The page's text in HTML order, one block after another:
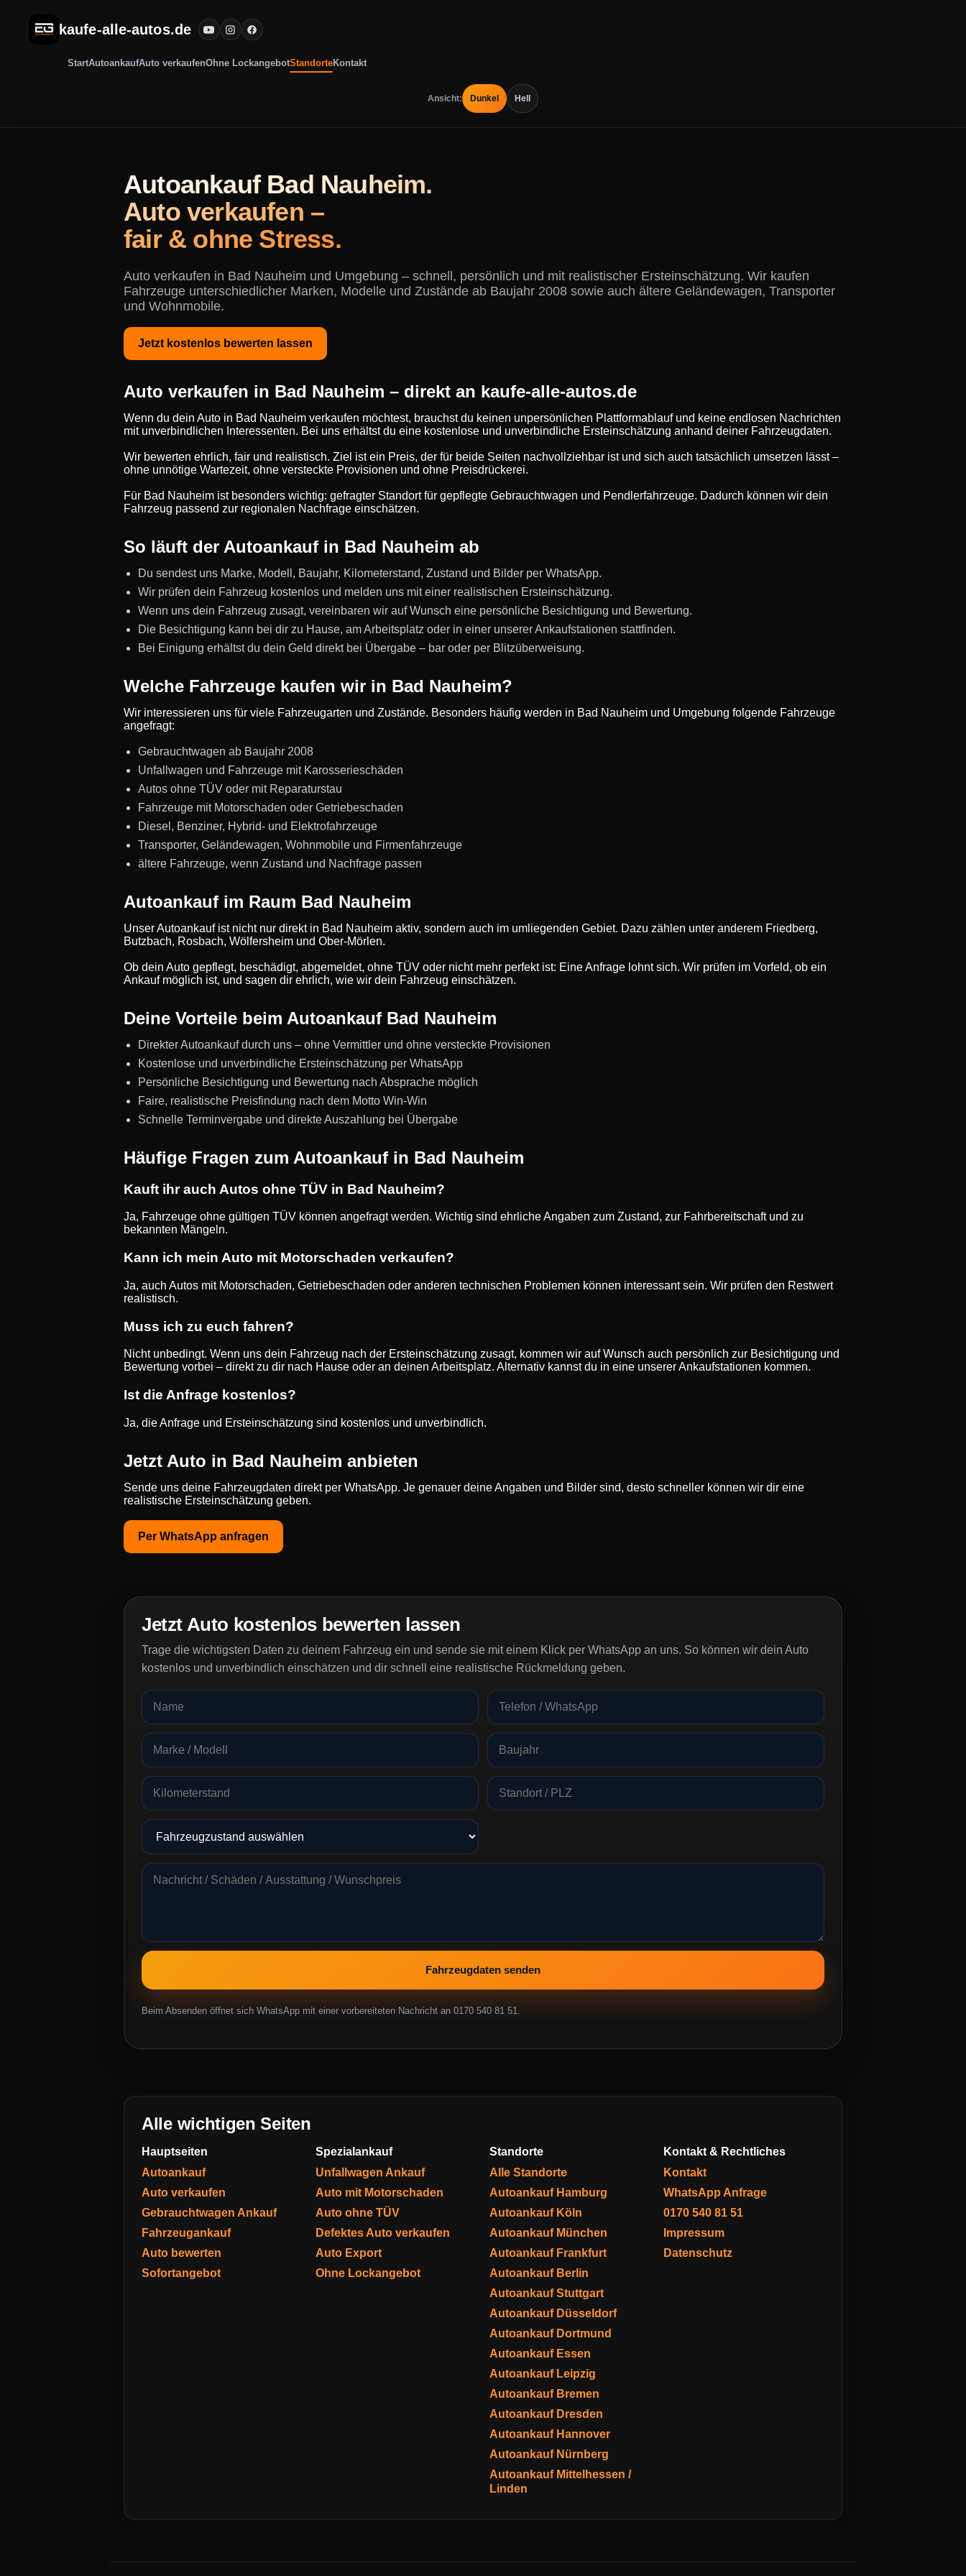
kaufe-alle-autos.de
StartAutoankaufAuto verkaufenOhne LockangebotStandorteKontakt
Ansicht: Dunkel Hell
Autoankauf Bad Nauheim.
Auto verkaufen –
fair & ohne Stress.
Auto verkaufen in Bad Nauheim und Umgebung – schnell, persönlich und mit realistischer Ersteinschätzung. Wir kaufen
Fahrzeuge unterschiedlicher Marken, Modelle und Zustände ab Baujahr 2008 sowie auch ältere Geländewagen, Transporter
und Wohnmobile.
Jetzt kostenlos bewerten lassen
Auto verkaufen in Bad Nauheim – direkt an kaufe-alle-autos.de
Wenn du dein Auto in Bad Nauheim verkaufen möchtest, brauchst du keinen unpersönlichen Plattformablauf und keine endlosen Nachrichten
mit unverbindlichen Interessenten. Bei uns erhältst du eine kostenlose und unverbindliche Ersteinschätzung anhand deiner Fahrzeugdaten.
Wir bewerten ehrlich, fair und realistisch. Ziel ist ein Preis, der für beide Seiten nachvollziehbar ist und sich auch tatsächlich umsetzen lässt –
ohne unnötige Wartezeit, ohne versteckte Provisionen und ohne Preisdrückerei.
Für Bad Nauheim ist besonders wichtig: gefragter Standort für gepflegte Gebrauchtwagen und Pendlerfahrzeuge. Dadurch können wir dein
Fahrzeug passend zur regionalen Nachfrage einschätzen.
So läuft der Autoankauf in Bad Nauheim ab
Du sendest uns Marke, Modell, Baujahr, Kilometerstand, Zustand und Bilder per WhatsApp.
Wir prüfen dein Fahrzeug kostenlos und melden uns mit einer realistischen Ersteinschätzung.
Wenn uns dein Fahrzeug zusagt, vereinbaren wir auf Wunsch eine persönliche Besichtigung und Bewertung.
Die Besichtigung kann bei dir zu Hause, am Arbeitsplatz oder in einer unserer Ankaufstationen stattfinden.
Bei Einigung erhältst du dein Geld direkt bei Übergabe – bar oder per Blitzüberweisung.
Welche Fahrzeuge kaufen wir in Bad Nauheim?
Wir interessieren uns für viele Fahrzeugarten und Zustände. Besonders häufig werden in Bad Nauheim und Umgebung folgende Fahrzeuge
angefragt:
Gebrauchtwagen ab Baujahr 2008
Unfallwagen und Fahrzeuge mit Karosserieschäden
Autos ohne TÜV oder mit Reparaturstau
Fahrzeuge mit Motorschaden oder Getriebeschaden
Diesel, Benziner, Hybrid- und Elektrofahrzeuge
Transporter, Geländewagen, Wohnmobile und Firmenfahrzeuge
ältere Fahrzeuge, wenn Zustand und Nachfrage passen
Autoankauf im Raum Bad Nauheim
Unser Autoankauf ist nicht nur direkt in Bad Nauheim aktiv, sondern auch im umliegenden Gebiet. Dazu zählen unter anderem Friedberg,
Butzbach, Rosbach, Wölfersheim und Ober-Mörlen.
Ob dein Auto gepflegt, beschädigt, abgemeldet, ohne TÜV oder nicht mehr perfekt ist: Eine Anfrage lohnt sich. Wir prüfen im Vorfeld, ob ein
Ankauf möglich ist, und sagen dir ehrlich, wie wir dein Fahrzeug einschätzen.
Deine Vorteile beim Autoankauf Bad Nauheim
Direkter Autoankauf durch uns – ohne Vermittler und ohne versteckte Provisionen
Kostenlose und unverbindliche Ersteinschätzung per WhatsApp
Persönliche Besichtigung und Bewertung nach Absprache möglich
Faire, realistische Preisfindung nach dem Motto Win-Win
Schnelle Terminvergabe und direkte Auszahlung bei Übergabe
Häufige Fragen zum Autoankauf in Bad Nauheim
Kauft ihr auch Autos ohne TÜV in Bad Nauheim?
Ja, Fahrzeuge ohne gültigen TÜV können angefragt werden. Wichtig sind ehrliche Angaben zum Zustand, zur Fahrbereitschaft und zu
bekannten Mängeln.
Kann ich mein Auto mit Motorschaden verkaufen?
Ja, auch Autos mit Motorschaden, Getriebeschaden oder anderen technischen Problemen können interessant sein. Wir prüfen den Restwert
realistisch.
Muss ich zu euch fahren?
Nicht unbedingt. Wenn uns dein Fahrzeug nach der Ersteinschätzung zusagt, kommen wir auf Wunsch auch persönlich zur Besichtigung und
Bewertung vorbei – direkt zu dir nach Hause oder an deinen Arbeitsplatz. Alternativ kannst du in eine unserer Ankaufstationen kommen.
Ist die Anfrage kostenlos?
Ja, die Anfrage und Ersteinschätzung sind kostenlos und unverbindlich.
Jetzt Auto in Bad Nauheim anbieten
Sende uns deine Fahrzeugdaten direkt per WhatsApp. Je genauer deine Angaben und Bilder sind, desto schneller können wir dir eine
realistische Ersteinschätzung geben.
Per WhatsApp anfragen
Jetzt Auto kostenlos bewerten lassen
Trage die wichtigsten Daten zu deinem Fahrzeug ein und sende sie mit einem Klick per WhatsApp an uns. So können wir dein Auto
kostenlos und unverbindlich einschätzen und dir schnell eine realistische Rückmeldung geben.
Fahrzeugdaten senden
Beim Absenden öffnet sich WhatsApp mit einer vorbereiteten Nachricht an 0170 540 81 51.
Alle wichtigen Seiten
Hauptseiten
Autoankauf
Auto verkaufen
Gebrauchtwagen Ankauf
Fahrzeugankauf
Auto bewerten
Sofortangebot
Spezialankauf
Unfallwagen Ankauf
Auto mit Motorschaden
Auto ohne TÜV
Defektes Auto verkaufen
Auto Export
Ohne Lockangebot
Standorte
Alle Standorte
Autoankauf Hamburg
Autoankauf Köln
Autoankauf München
Autoankauf Frankfurt
Autoankauf Berlin
Autoankauf Stuttgart
Autoankauf Düsseldorf
Autoankauf Dortmund
Autoankauf Essen
Autoankauf Leipzig
Autoankauf Bremen
Autoankauf Dresden
Autoankauf Hannover
Autoankauf Nürnberg
Autoankauf Mittelhessen /
Linden
Kontakt & Rechtliches
Kontakt
WhatsApp Anfrage
0170 540 81 51
Impressum
Datenschutz